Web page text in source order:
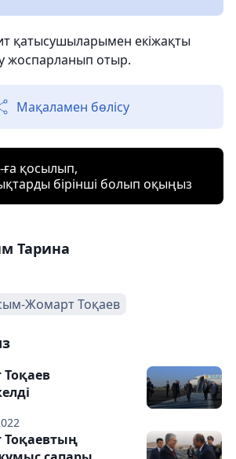
қатысушыларымен екіжақты
жоспарланып отыр.
Мақаламен бөлісу
ға қосылып,
бірінші болып оқыңыз
Тарина
Жомарт Тоқаев